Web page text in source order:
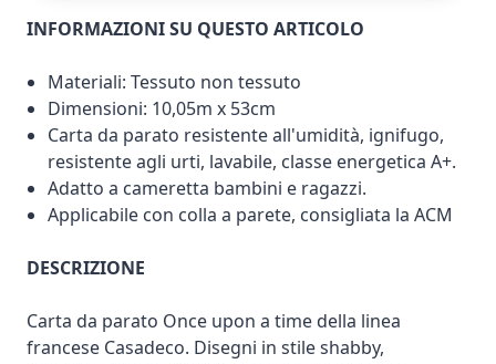
INFORMAZIONI SU QUESTO ARTICOLO
Materiali: Tessuto non tessuto
Dimensioni: 10,05m x 53cm
Carta da parato resistente all'umidità, ignifugo,
resistente agli urti, lavabile, classe energetica A+.
Adatto a cameretta bambini e ragazzi.
Applicabile con colla a parete, consigliata la ACM
DESCRIZIONE
Carta da parato Once upon a time della linea
francese Casadeco. Disegni in stile shabby,